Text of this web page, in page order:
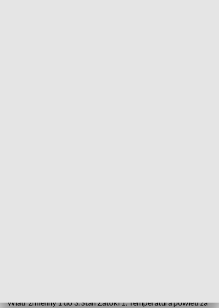
Wiatr zmienny 1 do 3. Stan Zatoki 1. Temperatura powietrza